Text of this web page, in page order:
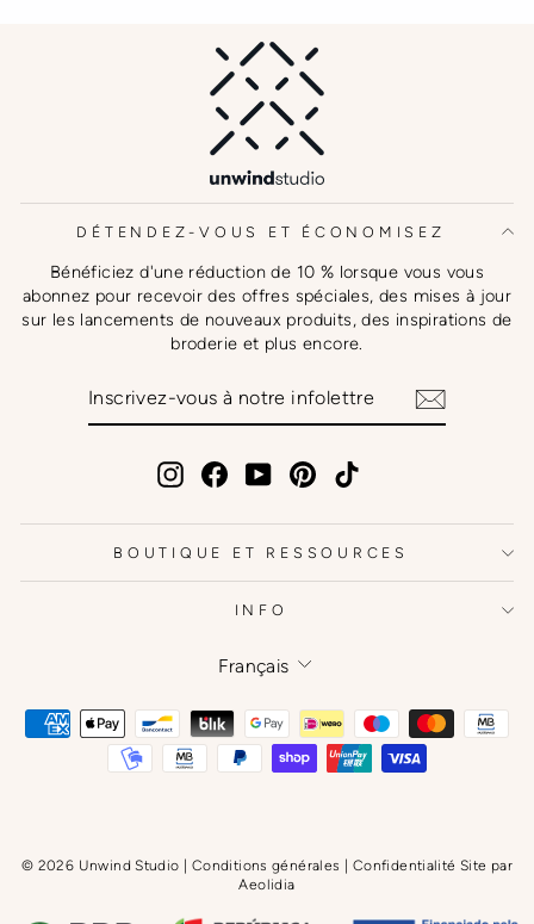
DÉTENDEZ-VOUS ET ÉCONOMISEZ
Bénéficiez d'une réduction de 10 % lorsque vous vous
abonnez pour recevoir des offres spéciales, des mises à jour
sur les lancements de nouveaux produits, des inspirations de
broderie et plus encore.
InstagramFacebookYouTubePinterestTikTok
BOUTIQUE ET RESSOURCES
INFO
Langue
Français
© 2026 Unwind Studio | Conditions générales | Confidentialité Site par
Aeolidia